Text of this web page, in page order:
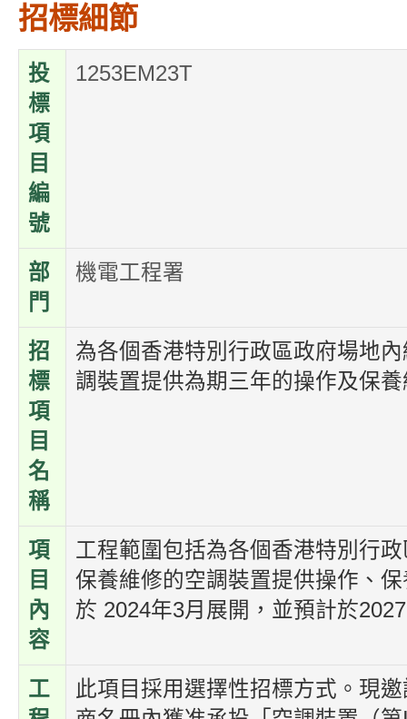
招標細節
投
標
項
目
編
號
1253EM23T
部
門
機電工程署
招
標
項
目
名
稱
為各個香港特別行政區政府場地
調裝置提供為期三年的操作及保
項
目
內
容
工程範圍包括為各個香港特別行
保養維修的空調裝置提供操作、
於 2024年3月展開，並預計於
工
此項目採用選擇性招標方式。現